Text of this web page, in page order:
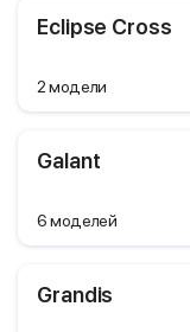
Eclipse Cross
2 модели
Galant
6 моделей
Grandis